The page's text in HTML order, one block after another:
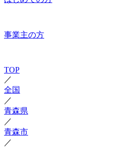
事業主の方
TOP
／
全国
／
青森県
／
青森市
／